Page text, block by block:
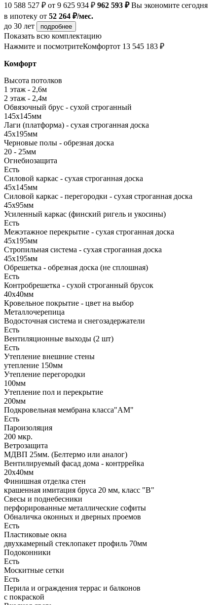
10 588 527 ₽ от 9 625 934 ₽ 962 593 ₽Вы экономите сегодня
в ипотеку от 52 264 ₽/мес.
до 30 лет
подробнее
Показать всю комплектацию
Нажмите и посмотритеКомфортот 13 545 183 ₽
Комфорт
Высота потолков
1 этаж - 2,6м
2 этаж - 2,4м
Обвязочный брус - сухой строганный
145х145мм
Лаги (платформа) - сухая строганная доска
45х195мм
Черновые полы - обрезная доска
20 - 25мм
Огнебиозащита
Есть
Силовой каркас - сухая строганная доска
45х145мм
Силовой каркас - перегородки - сухая строганная доска
45х95мм
Усиленный каркас (финский ригель и укосины)
Есть
Межэтажное перекрытие - сухая строганная доска
45х195мм
Стропильная система - сухая строганная доска
45х195мм
Обрешетка - обрезная доска (не сплошная)
Есть
Контробрешетка - сухой строганный брусок
40х40мм
Кровельное покрытие - цвет на выбор
Металлочерепица
Водосточная система и снегозадержатели
Есть
Вентиляционные выходы (2 шт)
Есть
Утепление внешние стены
утепление 150мм
Утепление перегородки
100мм
Утепление пол и перекрытие
200мм
Подкровельная мембрана класса"АМ"
Есть
Пароизоляция
200 мкр.
Ветрозащита
МДВП 25мм. (Белтермо или аналог)
Вентилируемый фасад дома - контррейка
20х40мм
Финишная отделка стен
крашенная имитация бруса 20 мм, класс "В"
Свесы и поднебесники
перфорированные металлические софиты
Обналичка оконных и дверных проемов
Есть
Пластиковые окна
двухкамерный стеклопакет профиль 70мм
Подоконники
Есть
Москитные сетки
Есть
Перила и ограждения террас и балконов
с покраской